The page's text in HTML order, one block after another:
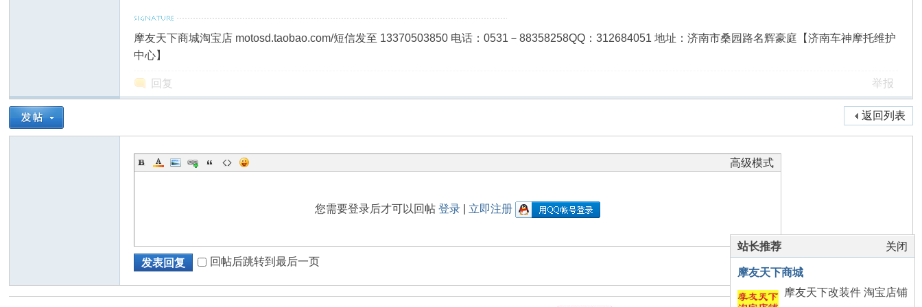
摩友天下商城淘宝店 motosd.taobao.com/短信发至 13370503850 电话：0531－88358258QQ：312684051 地址：济南市桑园路名辉豪庭【济南车神摩托维护
中心】
回复 举报
返回列表
高级模式
您需要登录后才可以回帖登录 立即注册
本版积分规则
发表回复 回帖后跳转到最后一页
关闭
站长推荐
摩友天下商城
摩友天下改装件 淘宝店铺